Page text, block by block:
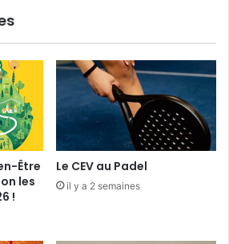
Être
les
!
Le CEV au Padel
il y a 2 semaines